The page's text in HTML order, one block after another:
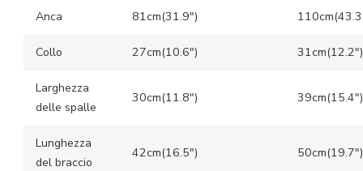
Anca 81cm(31.9″)
Collo 27cm(10.6″) 31cm(12.2″)
Larghezza
delle spalle
30cm(11.8″) 39cm(15.4″)
Lunghezza
del braccio
42cm(16.5″) 50cm(19.7″)